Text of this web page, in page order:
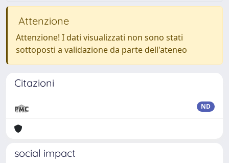
Attenzione
Attenzione! I dati visualizzati non sono stati
sottoposti a validazione da parte dell'ateneo
Citazioni
ND
social impact